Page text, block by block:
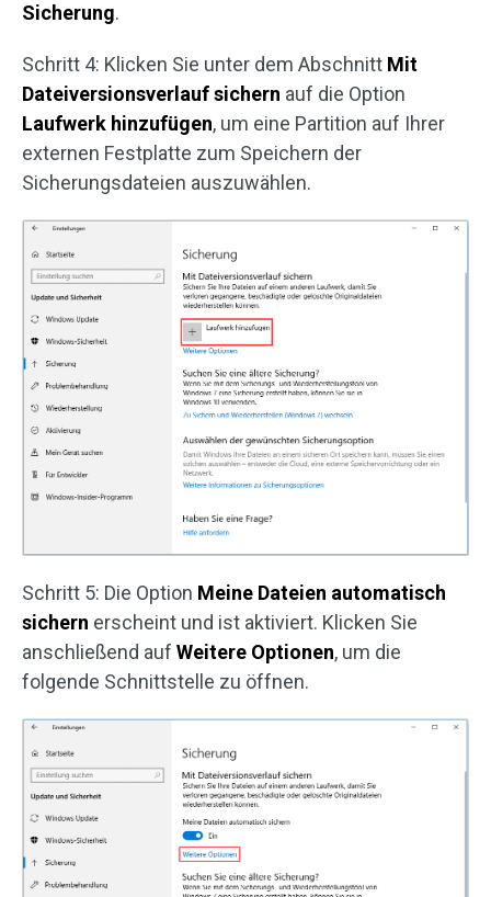
Sicherung.
Schritt 4: Klicken Sie unter dem Abschnitt Mit
Dateiversionsverlauf sichern auf die Option
Laufwerk hinzufügen, um eine Partition auf Ihrer
externen Festplatte zum Speichern der
Sicherungsdateien auszuwählen.
Schritt 5: Die Option Meine Dateien automatisch
sichern erscheint und ist aktiviert. Klicken Sie
anschließend auf Weitere Optionen, um die
folgende Schnittstelle zu öffnen.